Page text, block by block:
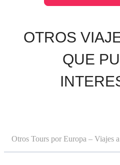
OTROS
QUE
Otros Tours por Europa – Viajes